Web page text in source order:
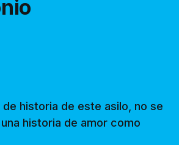
de historia de este asilo, no se
historia de amor como